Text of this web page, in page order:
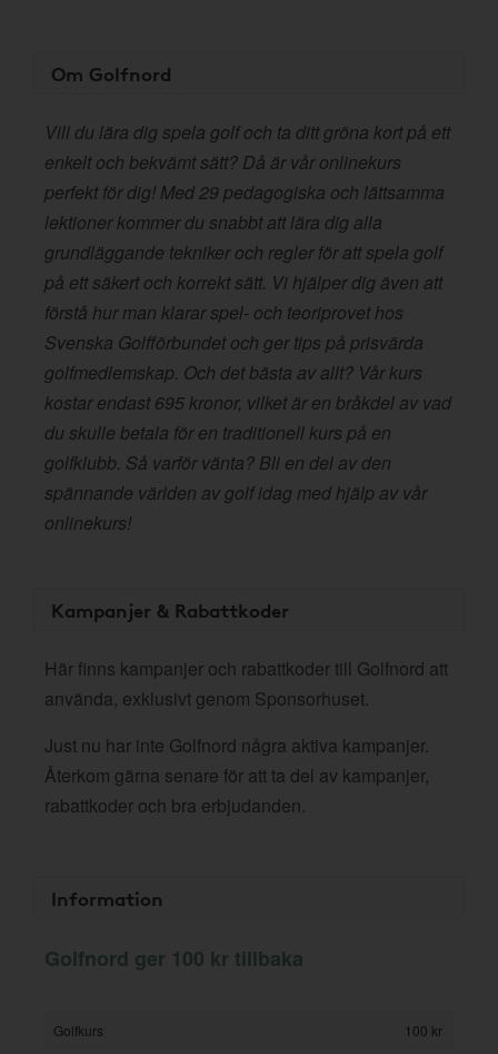
Om Golfnord
Vill du lära dig spela golf och ta ditt gröna kort på ett
enkelt och bekvämt sätt? Då är vår onlinekurs
perfekt för dig! Med 29 pedagogiska och lättsamma
lektioner kommer du snabbt att lära dig alla
grundläggande tekniker och regler för att spela golf
på ett säkert och korrekt sätt. Vi hjälper dig även att
förstå hur man klarar spel- och teoriprovet hos
Svenska Golfförbundet och ger tips på prisvärda
golfmedlemskap. Och det bästa av allt? Vår kurs
kostar endast 695 kronor, vilket är en bråkdel av vad
du skulle betala för en traditionell kurs på en
golfklubb. Så varför vänta? Bli en del av den
spännande världen av golf idag med hjälp av vår
onlinekurs!
Kampanjer & Rabattkoder
Här finns kampanjer och rabattkoder till Golfnord att
använda, exklusivt genom Sponsorhuset.
Just nu har inte Golfnord några aktiva kampanjer.
Återkom gärna senare för att ta del av kampanjer,
rabattkoder och bra erbjudanden.
Information
Golfnord ger 100 kr tillbaka
Golfkurs 100 kr